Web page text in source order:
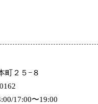
町２５−８
17:00〜19:00